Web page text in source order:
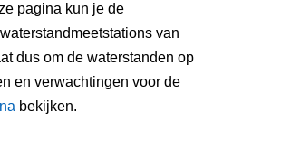
pagina kun je de
van
dus om de waterstanden op
en verwachtingen voor de
bekijken.